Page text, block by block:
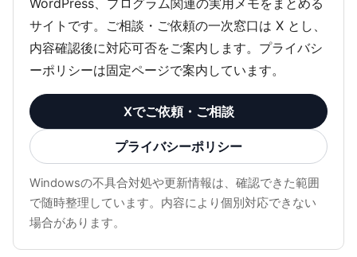
WordPress、プログラム関連の実用メモをまとめる
サイトです。ご相談・ご依頼の一次窓口は X とし、
内容確認後に対応可否をご案内します。プライバシ
ーポリシーは固定ページで案内しています。
Xでご依頼・ご相談
プライバシーポリシー
Windowsの不具合対処や更新情報は、確認できた範囲
で随時整理しています。内容により個別対応できない
場合があります。